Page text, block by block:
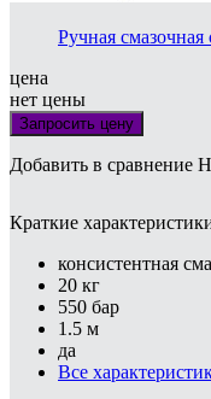
Ручная
цена
нет цены
Запросить цену
Добавить в сравнение
Краткие
консистентная
20 кг
550 бар
1.5 м
да
Все